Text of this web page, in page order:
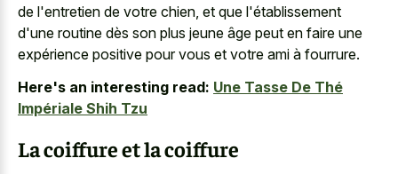
de l'entretien de votre chien, et que l'établissement
d'une routine dès son plus jeune âge peut en faire une
expérience positive pour vous et votre ami à fourrure.
Here's an interesting read: Une Tasse De Thé
Impériale Shih Tzu
La coiffure et la coiffure